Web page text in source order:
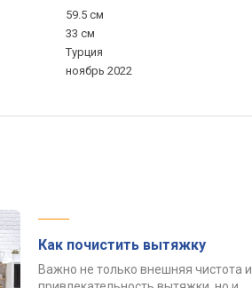
59.5 см
33 см
Турция
ноябрь 2022
Как почистить вытяжку
Важно не только внешняя чистота и